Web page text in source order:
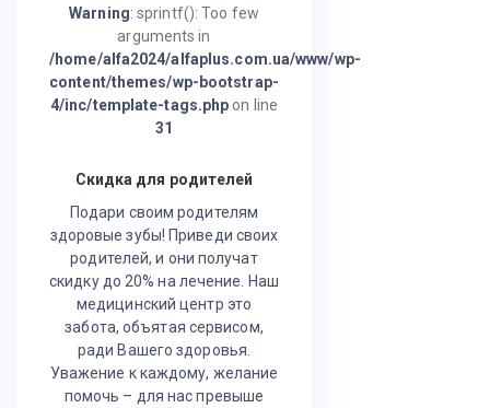
Warning: sprintf(): Too few
arguments in
/home/alfa2024/alfaplus.com.ua/www/wp-
content/themes/wp-bootstrap-
4/inc/template-tags.php on line
31
Скидка для родителей
Подари своим родителям
здоровые зубы! Приведи своих
родителей, и они получат
скидку до 20% на лечение. Наш
медицинский центр это
забота, объятая сервисом,
ради Вашего здоровья.
Уважение к каждому, желание
помочь – для нас превыше